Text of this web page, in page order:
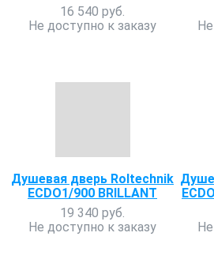
16 540 руб.
Не доступно к заказу
Душевая дверь Roltechnik
ECDO1/900 BRILLANT
19 340 руб.
Не доступно к заказу